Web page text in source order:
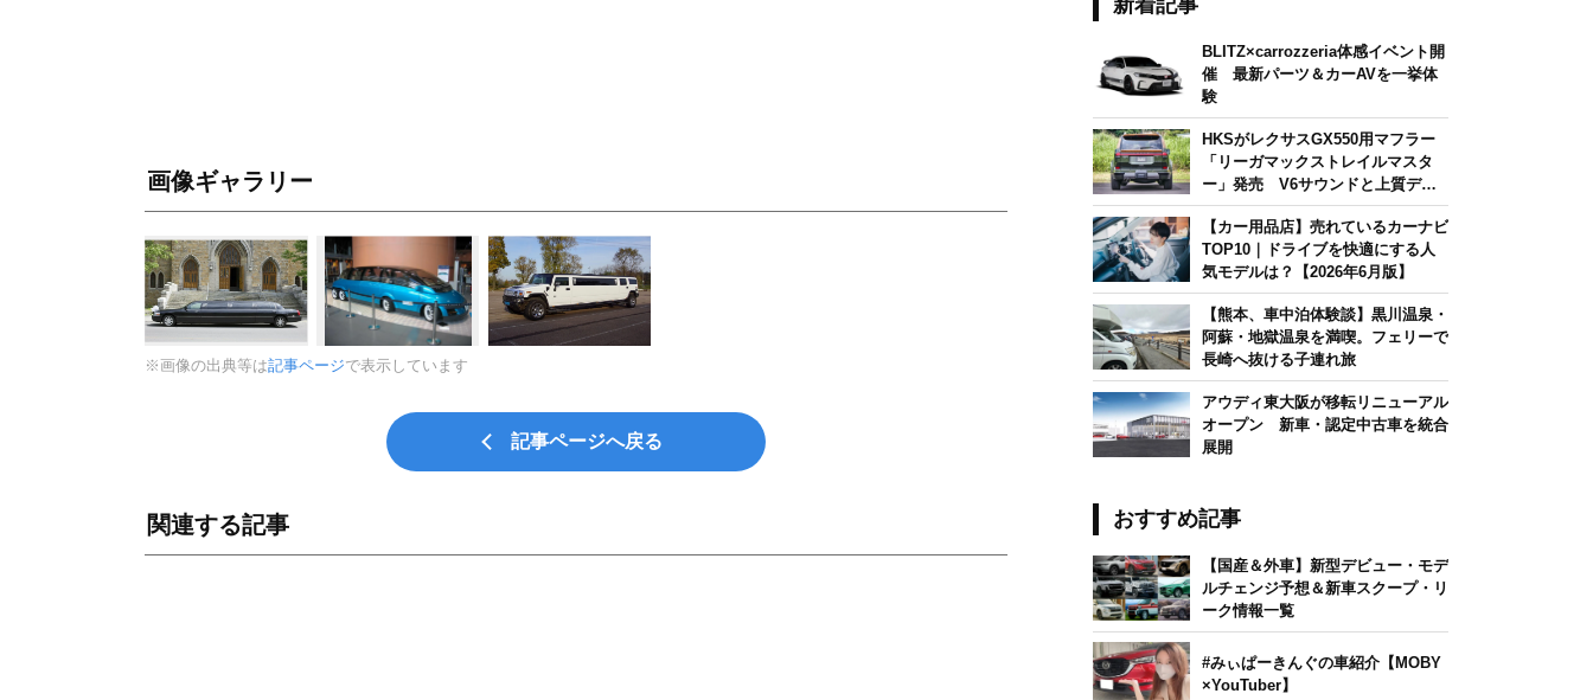
画像ギャラリー
※画像の出典等は記事ページで表示しています
記事ページへ戻る
関連する記事
新着記事
BLITZ×carrozzeria体感イベント開
催 最新パーツ＆カーAVを一挙体
験
HKSがレクサスGX550用マフラー
「リーガマックストレイルマスタ
ー」発売 V6サウンドと上質デザ
インを両立
【カー用品店】売れているカーナビ
TOP10｜ドライブを快適にする人
気モデルは？【2026年6月版】
【熊本、車中泊体験談】黒川温泉・
阿蘇・地獄温泉を満喫。フェリーで
長崎へ抜ける子連れ旅
アウディ東大阪が移転リニューアル
オープン 新車・認定中古車を統合
展開
おすすめ記事
【国産＆外車】新型デビュー・モデ
ルチェンジ予想＆新車スクープ・リ
ーク情報一覧
#みぃぱーきんぐの車紹介【MOBY
×YouTuber】